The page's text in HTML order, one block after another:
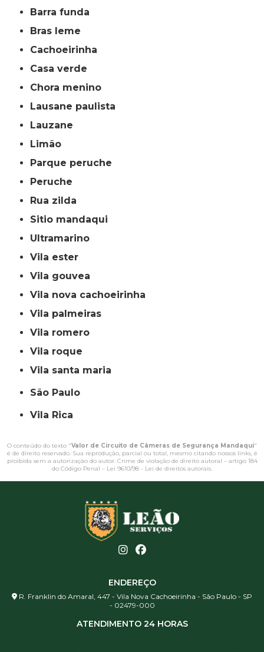
barra funda
bras leme
cachoeirinha
casa verde
chora menino
lausane paulista
lauzane
limão
parque peruche
peruche
rua zilda
sitio mandaqui
ultramarino
vila ester
vila gouvea
vila nova cachoeirinha
vila palmeiras
vila romero
vila roque
vila santa maria
São Paulo
Vila Rica
O conteúdo do texto "Valor de Circuito de Câmeras de Segurança Mandaqui"
é de direito reservado. Sua reprodução, parcial ou total, mesmo citando nossos links, é
proibida sem a autorização do autor. Crime de violação de direito autoral – artigo 184
do Código Penal – Lei 9610/98 - Lei de direitos autorais.
ENDEREÇO
R. Franklin do Amaral, 447 - Vila Nova Cachoeirinha - São Paulo - SP
- 02479-000
ATENDIMENTO 24 HORAS